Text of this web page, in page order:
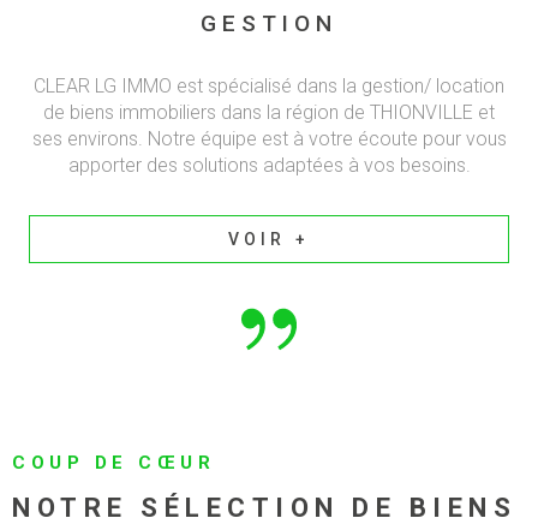
GESTION
CLEAR LG IMMO est spécialisé dans la gestion/ location
de biens immobiliers dans la région de THIONVILLE et
ses environs. Notre équipe est à votre écoute pour vous
apporter des solutions adaptées à vos besoins.
VOIR +
COUP DE CŒUR
NOTRE SÉLECTION DE BIENS